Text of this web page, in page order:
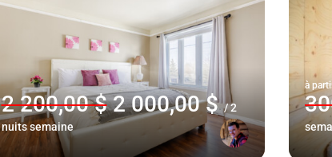
2 200,00 $ 2 000,00 $ / 2
nuits semaine
à